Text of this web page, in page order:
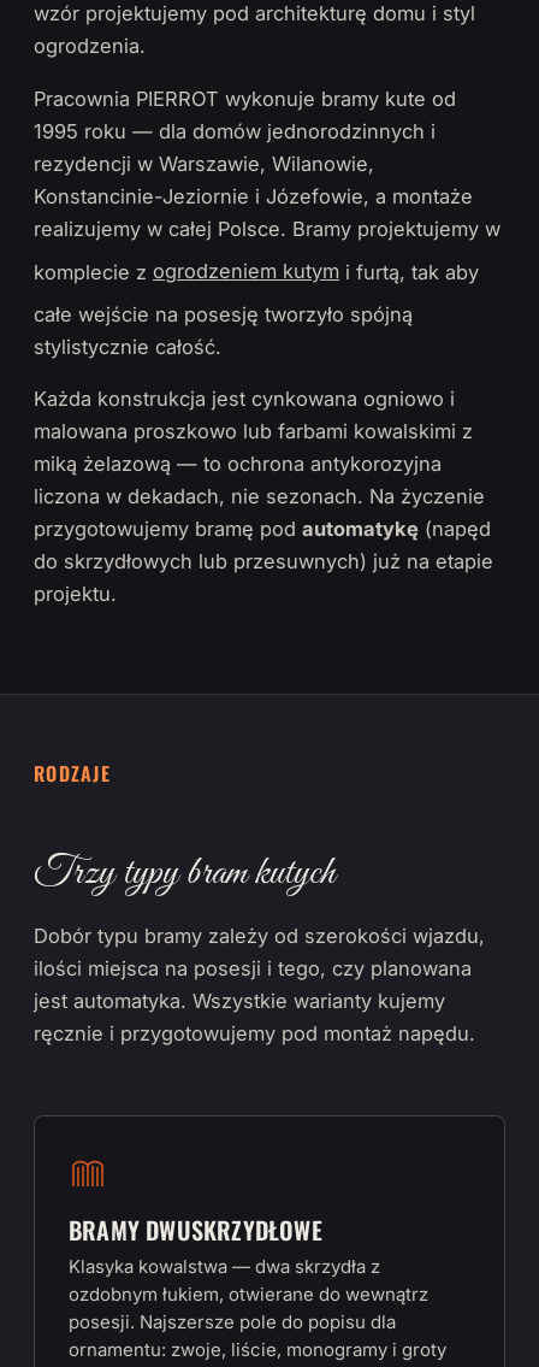
wzór projektujemy pod architekturę domu i styl
ogrodzenia.
Pracownia PIERROT wykonuje bramy kute od
1995 roku — dla domów jednorodzinnych i
rezydencji w Warszawie, Wilanowie,
Konstancinie-Jeziornie i Józefowie, a montaże
realizujemy w całej Polsce. Bramy projektujemy w
komplecie z ogrodzeniem kutym i furtą, tak aby
całe wejście na posesję tworzyło spójną
stylistycznie całość.
Każda konstrukcja jest cynkowana ogniowo i
malowana proszkowo lub farbami kowalskimi z
miką żelazową — to ochrona antykorozyjna
liczona w dekadach, nie sezonach. Na życzenie
przygotowujemy bramę pod automatykę (napęd
do skrzydłowych lub przesuwnych) już na etapie
projektu.
RODZAJE
Trzy typy bram kutych
Dobór typu bramy zależy od szerokości wjazdu,
ilości miejsca na posesji i tego, czy planowana
jest automatyka. Wszystkie warianty kujemy
ręcznie i przygotowujemy pod montaż napędu.
BRAMY DWUSKRZYDŁOWE
Klasyka kowalstwa — dwa skrzydła z
ozdobnym łukiem, otwierane do wewnątrz
posesji. Najszersze pole do popisu dla
ornamentu: zwoje, liście, monogramy i groty